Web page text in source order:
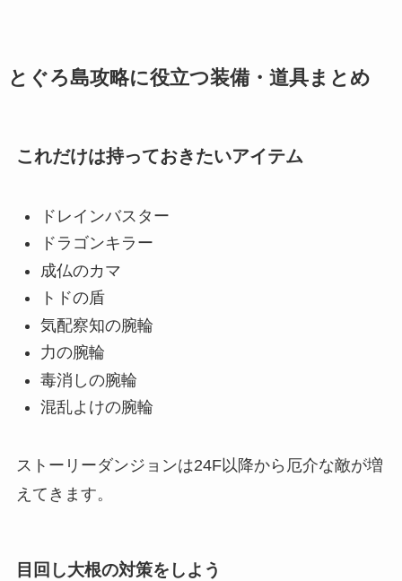
とぐろ島攻略に役立つ装備・道具まとめ
これだけは持っておきたいアイテム
ドレインバスター
ドラゴンキラー
成仏のカマ
トドの盾
気配察知の腕輪
力の腕輪
毒消しの腕輪
混乱よけの腕輪
ストーリーダンジョンは24F以降から厄介な敵が増
えてきます。
目回し大根の対策をしよう